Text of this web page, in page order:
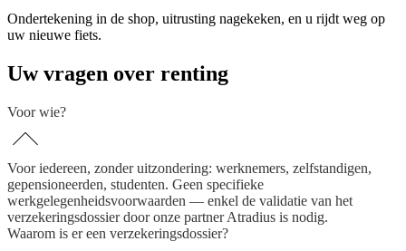
Ondertekening in de shop, uitrusting nagekeken, en u rijdt weg op
uw nieuwe fiets.
Uw vragen over renting
Voor wie?
Voor iedereen, zonder uitzondering: werknemers, zelfstandigen,
gepensioneerden, studenten. Geen specifieke
werkgelegenheidsvoorwaarden — enkel de validatie van het
verzekeringsdossier door onze partner Atradius is nodig.
Waarom is er een verzekeringsdossier?